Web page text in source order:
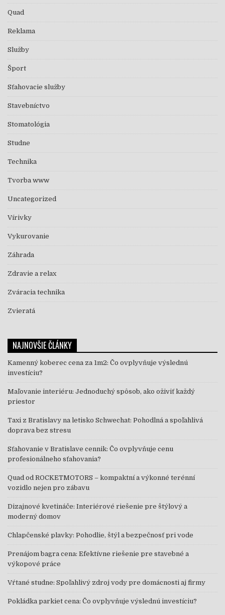
Quad
Reklama
Služby
Šport
Sťahovacie služby
Stavebníctvo
Stomatológia
Studne
Technika
Tvorba www
Uncategorized
Vírivky
Vykurovanie
Záhrada
Zdravie a relax
Zváracia technika
Zvieratá
NAJNOVŠIE ČLÁNKY
Kamenný koberec cena za 1m2: Čo ovplyvňuje výslednú
investíciu?
Maľovanie interiéru: Jednoduchý spôsob, ako oživiť každý
priestor
Taxi z Bratislavy na letisko Schwechat: Pohodlná a spoľahlivá
doprava bez stresu
Sťahovanie v Bratislave cennik: Čo ovplyvňuje cenu
profesionálneho sťahovania?
Quad od ROCKETMOTORS – kompaktní a výkonné terénní
vozidlo nejen pro zábavu
Dizajnové kvetináče: Interiérové riešenie pre štýlový a
moderný domov
Chlapčenské plavky: Pohodlie, štýl a bezpečnosť pri vode
Prenájom bagra cena: Efektívne riešenie pre stavebné a
výkopové práce
Vŕtané studne: Spoľahlivý zdroj vody pre domácnosti aj firmy
Pokládka parkiet cena: Čo ovplyvňuje výslednú investíciu?